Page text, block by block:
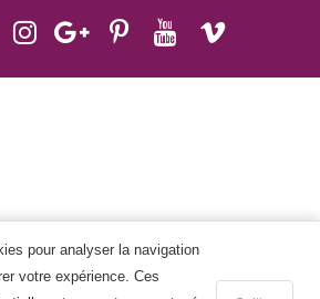
pour analyser la navigation
votre expérience. Ces